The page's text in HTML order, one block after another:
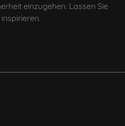
einzugehen. Lassen Sie
inspirieren.